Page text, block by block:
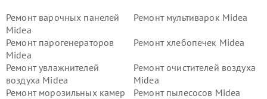
Ремонт варочных панелей
Midea
Ремонт мультиварок Midea
Ремонт парогенераторов
Midea
Ремонт хлебопечек Midea
Ремонт увлажнителей
воздуха Midea
Ремонт очистителей воздуха
Midea
Ремонт морозильных камер
Ремонт пылесосов Midea